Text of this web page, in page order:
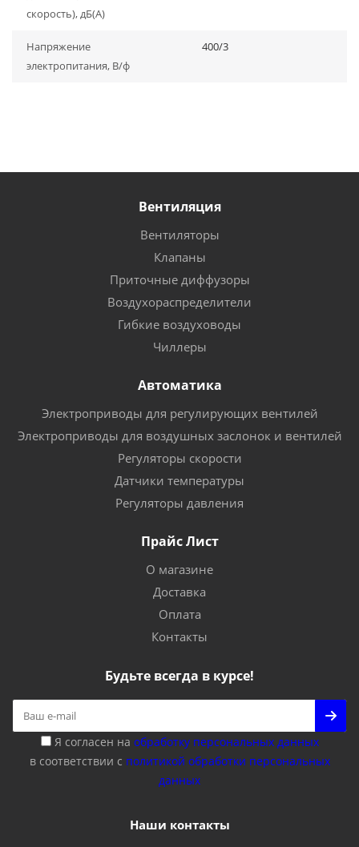
скорость), дБ(A)
Напряжение
электропитания, В/ф
400/3
Вентиляция
Вентиляторы
Клапаны
Приточные диффузоры
Воздухораспределители
Гибкие воздуховоды
Чиллеры
Автоматика
Электроприводы для регулирующих вентилей
Электроприводы для воздушных заслонок и вентилей
Регуляторы скорости
Датчики температуры
Регуляторы давления
Прайс Лист
О магазине
Доставка
Оплата
Контакты
Будьте всегда в курсе!
Я согласен на обработку персональных данных
в соответствии с политикой обработки персональных
данных
Наши контакты